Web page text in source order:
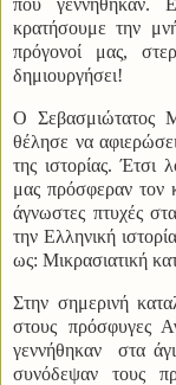
που γεννήθηκαν.
κρατήσουμε την
πρόγονοί μας,
δημιουργήσει!
Ο Σεβασμιώτατος
θέλησε να
της ιστορίας. Έτσι
μας πρόσφεραν τον
άγνωστες πτυχές
την Ελληνική
ως: Μικρασιατική
Στην σημερινή
στους πρόσφυγες
γεννήθηκαν
στα
συνόδεψαν τους